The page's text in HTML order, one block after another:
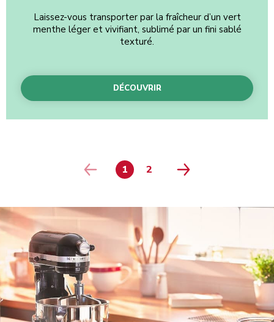
Laissez-vous transporter par la fraîcheur d’un vert
menthe léger et vivifiant, sublimé par un fini sablé
texturé.
DÉCOUVRIR
PAGE
1 PAGE
2